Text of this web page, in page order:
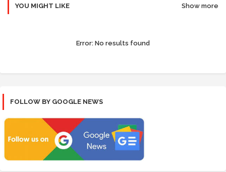
YOU MIGHT LIKE Show more
Error: No results found
FOLLOW BY GOOGLE NEWS